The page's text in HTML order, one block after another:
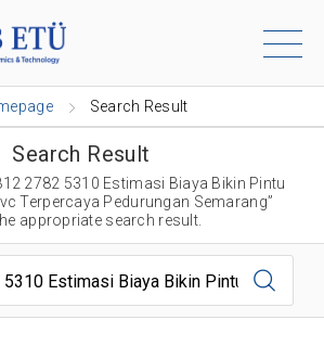
Search Result
Search Result
2782 5310 Estimasi Biaya Bikin Pintu
Terpercaya Pedurungan Semarang”
appropriate search result.